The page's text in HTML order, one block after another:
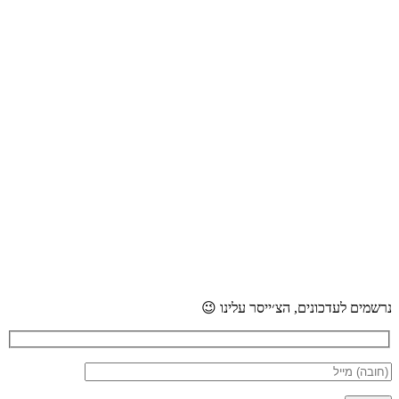
נרשמים לעדכונים, הצ׳ייסר עלינו 😉